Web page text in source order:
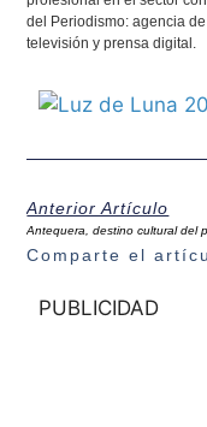
del Periodismo: agencia
televisión y prensa digital.
Anterior Artículo
Comparte el
PUBLICIDAD